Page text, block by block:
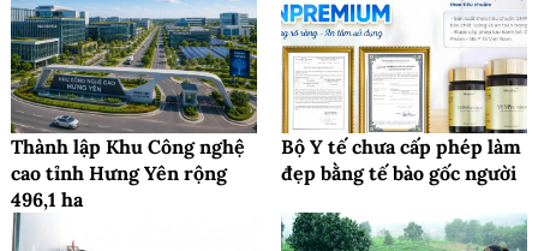
Thành lập Khu Công nghệ
cao tỉnh Hưng Yên rộng
496,1 ha
Bộ Y tế chưa cấp phép làm
đẹp bằng tế bào gốc người